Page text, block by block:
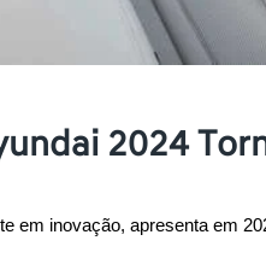
2024
em inovação, apresenta em